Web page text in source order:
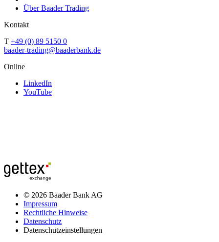
Über Baader Trading
Kontakt
T +49 (0) 89 5150 0
baader-trading@baaderbank.de
Online
LinkedIn
YouTube
© 2026 Baader Bank AG
Impressum
Rechtliche Hinweise
Datenschutz
Datenschutzeinstellungen